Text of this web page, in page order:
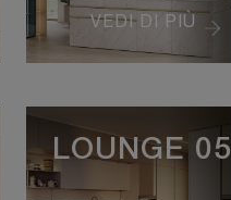
VEDI DI PIÙ
LOUNGE 05